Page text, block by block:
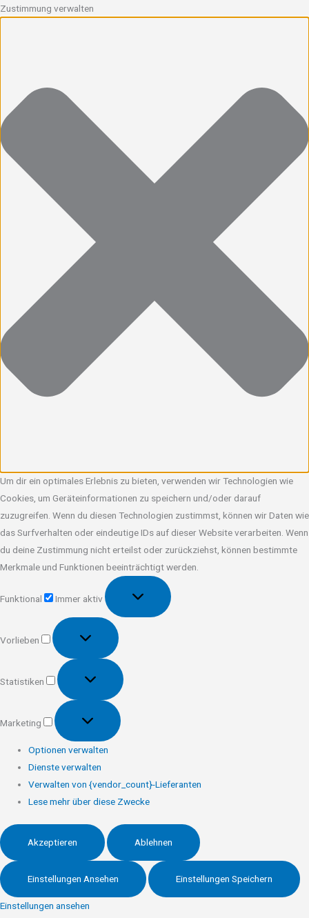
Zustimmung verwalten
Um dir ein optimales Erlebnis zu bieten, verwenden wir Technologien wie
Cookies, um Geräteinformationen zu speichern und/oder darauf
zuzugreifen. Wenn du diesen Technologien zustimmst, können wir Daten wie
das Surfverhalten oder eindeutige IDs auf dieser Website verarbeiten. Wenn
du deine Zustimmung nicht erteilst oder zurückziehst, können bestimmte
Merkmale und Funktionen beeinträchtigt werden.
Funktional
Immer aktiv
Vorlieben
Vorlieben
Statistiken
Statistiken
Marketing
Marketing
Optionen verwalten
Dienste verwalten
Verwalten von {vendor_count}-Lieferanten
Lese mehr über diese Zwecke
Akzeptieren Ablehnen
Einstellungen Ansehen Einstellungen Speichern
Einstellungen ansehen